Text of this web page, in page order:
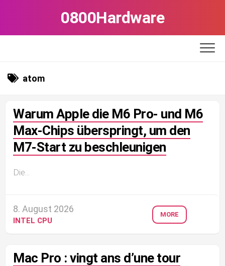
0800Hardware
atom
Warum Apple die M6 Pro- und M6
Max-Chips überspringt, um den
M7-Start zu beschleunigen
Die...
8. August 2026
INTEL CPU
MORE
Mac Pro : vingt ans d’une tour